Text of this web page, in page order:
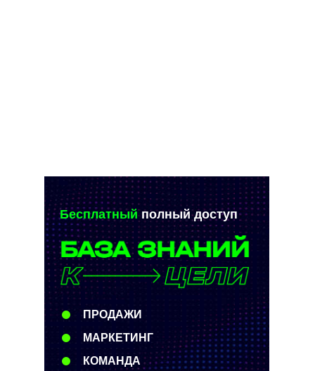
Бесплатный полныйдоступ
ПРОДАЖИ
МАРКЕТИНГ
КОМАНДА